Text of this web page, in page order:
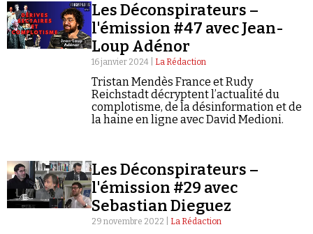
Faire un don
Demander à Vera
Les Déconspirateurs –
l'émission #47 avec Jean-
Loup Adénor
16 janvier 2024 | La Rédaction
Tristan Mendès France et Rudy
Reichstadt décryptent l’actualité du
complotisme, de la désinformation et de
la haine en ligne avec David Medioni.
Les Déconspirateurs –
l'émission #29 avec
Sebastian Dieguez
29 novembre 2022 | La Rédaction